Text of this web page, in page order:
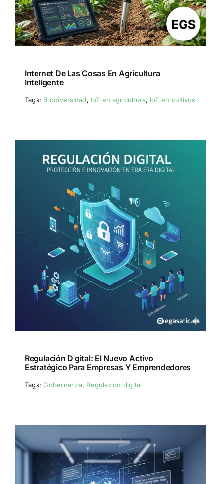
Internet De Las Cosas En Agricultura
Inteligente
Tags: Biodiversidad, IoT en agricultura, IoT en cultivos
Regulación Digital: El Nuevo Activo
Estratégico Para Empresas Y Emprendedores
Tags:Gobernanza, Regulacion digital